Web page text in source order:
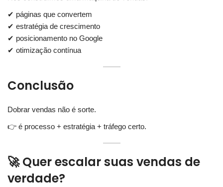
✔ páginas que convertem
✔ estratégia de crescimento
✔ posicionamento no Google
✔ otimização contínua
Conclusão
Dobrar vendas não é sorte.
👉 é processo + estratégia + tráfego certo.
🚀 Quer escalar suas vendas de
verdade?